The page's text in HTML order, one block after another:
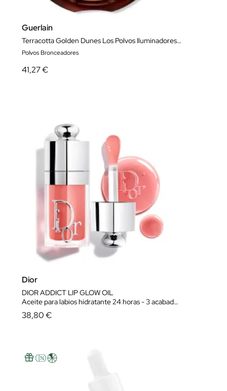
Guerlain
Terracotta Golden Dunes Los Polvos Iluminadores Efecto Buena Cara Natural Edición Limitada
Polvos Bronceadores
41,27 €
Dior
DIOR ADDICT LIP GLOW OIL
Aceite para labios hidratante 24 horas - 3 acabados ultrabrillantes
38,80 €